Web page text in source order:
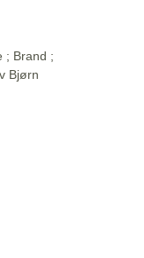
; Brand ;
Bjørn